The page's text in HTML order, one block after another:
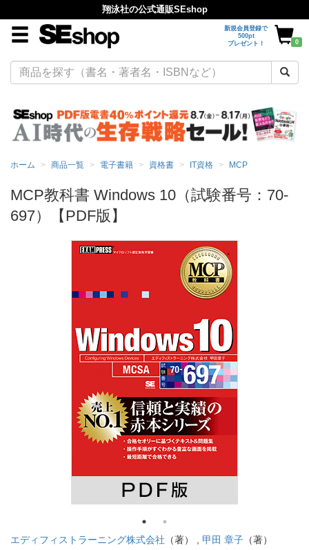
翔泳社の公式通販SEshop
新規会員登録で
500pt
プレゼント！
0
ホーム 商品一覧 電子書籍 資格書 IT資格 MCP
MCP教科書 Windows 10（試験番号：70-
697）【PDF版】
エディフィストラーニング株式会社 （著） , 甲田 章子 （著）